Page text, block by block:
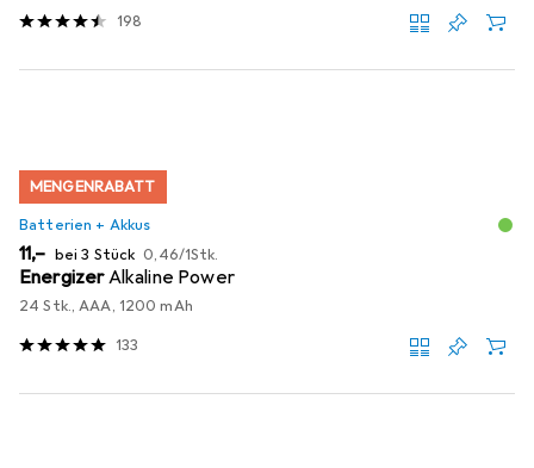
198
MENGENRABATT
Batterien + Akkus
EUR
11,– bei 3 Stück EUR
0,46/1Stk.
EnergizerAlkaline Power
24 Stk., AAA, 1200 mAh
133